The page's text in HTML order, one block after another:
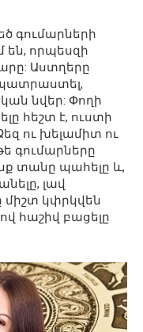
գումարների
են, որպեսզի
Աստղերը
նվեր: Փողի
հեշտ է, ուստի
ու խելամիտ ու
​​գումարները
տանը պահելը և,
լավ
միշտ կփրկվեն
հաշիվ բացելը